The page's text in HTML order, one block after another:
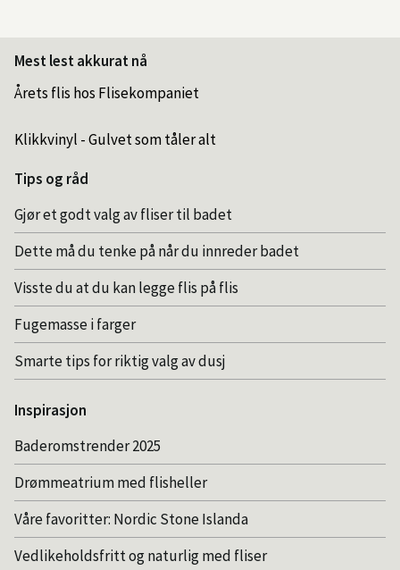
Mest lest akkurat nå
Årets flis hos Flisekompaniet
Klikkvinyl - Gulvet som tåler alt
Tips og råd
Gjør et godt valg av fliser til badet
Dette må du tenke på når du innreder badet
Visste du at du kan legge flis på flis
Fugemasse i farger
Smarte tips for riktig valg av dusj
Inspirasjon
Baderomstrender 2025
Drømmeatrium med flisheller
Våre favoritter: Nordic Stone Islanda
Vedlikeholdsfritt og naturlig med fliser